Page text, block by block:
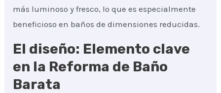
más luminoso y fresco, lo que es especialmente
beneficioso en baños de dimensiones reducidas.
El diseño: Elemento clave
en la Reforma de Baño
Barata